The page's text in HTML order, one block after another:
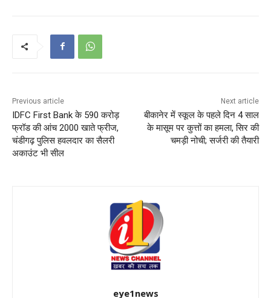
Previous article
IDFC First Bank के 590 करोड़
फ्रॉड की आंच 2000 खाते फ्रीज,
चंडीगढ़ पुलिस हवलदार का सैलरी
अकाउंट भी सील
Next article
बीकानेर में स्कूल के पहले दिन 4 साल
के मासूम पर कुत्तों का हमला, सिर की
चमड़ी नोची; सर्जरी की तैयारी
eye1news